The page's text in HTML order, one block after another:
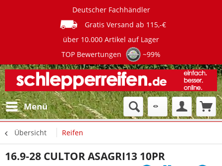
Deutscher Fachhändler
Gratis Versand ab 115,-€
über 10.000 Artikel auf Lager
TOP Bewertungen
~99%
Menü
Übersicht Reifen
16.9-28 CULTOR ASAGRI13 10PR